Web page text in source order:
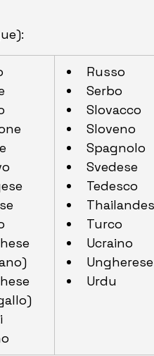
Russo
Serbo
Slovacco
Sloveno
Spagnolo
Svedese
Tedesco
Turco
Ucraino
Ungherese
Urdu